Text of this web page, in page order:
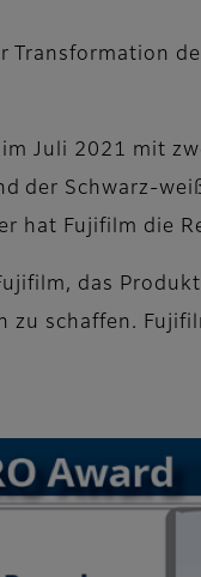
Transformation
Juli 2021 mit
der Schwarz-
hat Fujifilm die
das
zu schaffen.